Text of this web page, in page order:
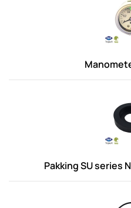
Pakking SU series